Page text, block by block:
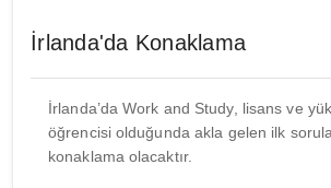
İrlanda'da Konaklama
İrlanda’da Work and Study, lisans ve
öğrencisi olduğunda akla gelen ilk
konaklama olacaktır.